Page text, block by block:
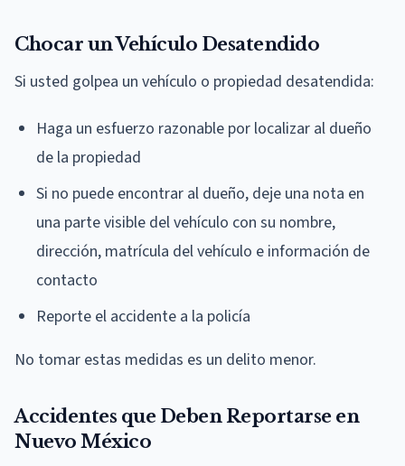
Chocar un Vehículo Desatendido
Si usted golpea un vehículo o propiedad desatendida:
Haga un esfuerzo razonable por localizar al dueño
de la propiedad
Si no puede encontrar al dueño, deje una nota en
una parte visible del vehículo con su nombre,
dirección, matrícula del vehículo e información de
contacto
Reporte el accidente a la policía
No tomar estas medidas es un delito menor.
Accidentes que Deben Reportarse en
Nuevo México